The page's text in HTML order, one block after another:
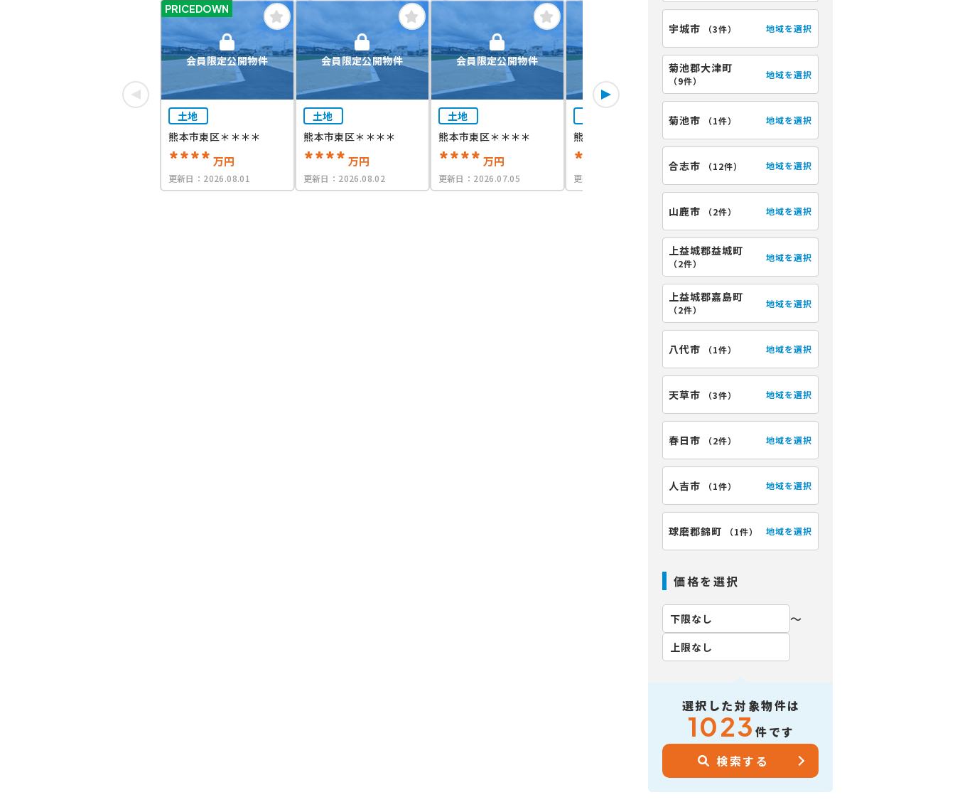
会員限定公開物件
PRICEDOWN
土地
熊本市東区＊＊＊＊
**** 万円
更新日： 2026.08.01
会員限定公開物件
土地
熊本市東区＊＊＊＊
**** 万円
更新日： 2026.08.02
会員限定公開物件
土地
熊本市東区＊＊＊＊
**** 万円
更新日： 2026.07.05
会員限定公開物件
熊本市東区＊＊＊＊
****
更新日：
会員限定公開物件
土地
熊本市東区＊＊＊＊
**** 万円
宇城市 （3件） 地域を選択
菊池郡大津町
（9件）
地域を選択
菊池市 （1件） 地域を選択
合志市 （12件） 地域を選択
山鹿市 （2件） 地域を選択
上益城郡益城町
（2件）
地域を選択
上益城郡嘉島町
（2件）
地域を選択
八代市 （1件） 地域を選択
天草市 （3件） 地域を選択
春日市 （2件） 地域を選択
人吉市 （1件） 地域を選択
球磨郡錦町 （1件） 地域を選択
価格を選択
〜
選択した対象物件は
1023件です
検索する